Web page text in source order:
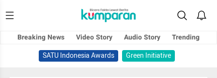
Breaking News Video Story Audio Story
Trending
SATU Indonesia Awards
Green Initiative